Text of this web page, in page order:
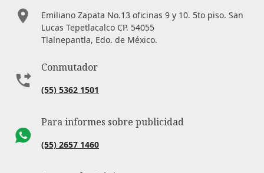
Emiliano Zapata No.13 oficinas 9 y 10. 5to piso. San
Lucas Tepetlacalco CP. 54055
Tlalnepantla, Edo. de México.
Conmutador
(55) 5362 1501
Para informes sobre publicidad
(55) 2657 1460